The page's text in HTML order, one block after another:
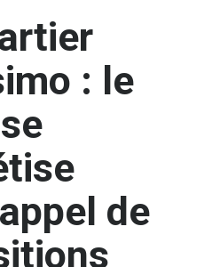
: le
de